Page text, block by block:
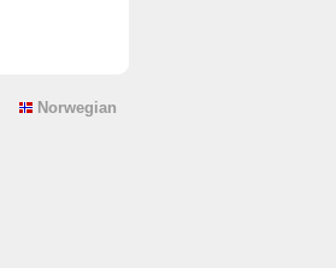
Norwegian